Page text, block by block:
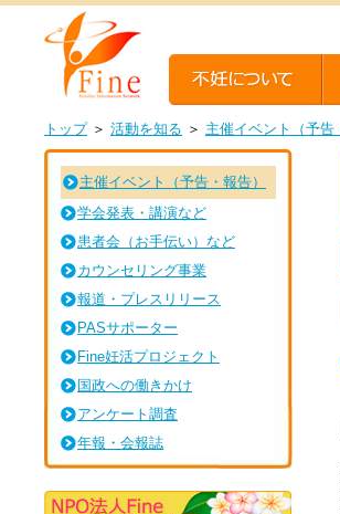
トップ＞ 活動を知る ＞ 主催イベント（予告
主催イベント（予告・報告）
学会発表・講演など
患者会（お手伝い）など
カウンセリング事業
報道・プレスリリース
PASサポーター
Fine妊活プロジェクト
国政への働きかけ
アンケート調査
年報・会報誌